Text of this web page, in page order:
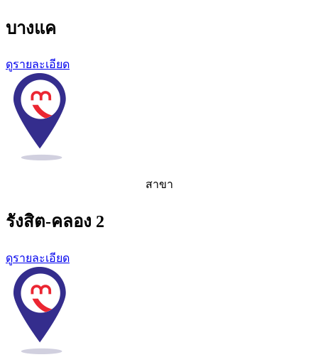
บางแค
ดูรายละเอียด
สาขา
รังสิต-คลอง 2
ดูรายละเอียด